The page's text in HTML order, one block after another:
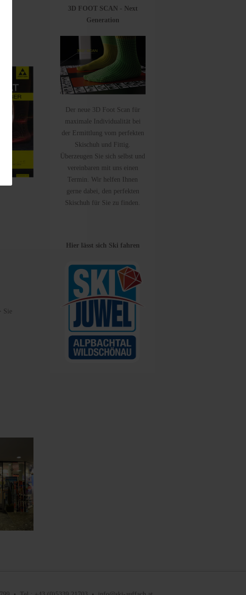
Sie
3D FOOT SCAN - Next
Generation
Der neue 3D Foot Scan für
maximale Individualität bei
der Ermittlung vom perfekten
Skischuh und Fittig.
Überzeugen Sie sich selbst und
vereinbaren mit uns einen
Termin. Wir helfen Ihnen
gerne dabei, den perfekten
Skischuh für Sie zu finden.
Hier lässt sich Ski fahren